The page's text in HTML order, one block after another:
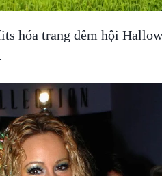
hóa trang đêm hội